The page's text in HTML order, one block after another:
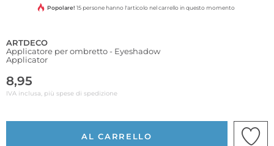
VIBES
Popolare! 15 persone hanno l'articolo nel carrello in questo momento
ARTDECO
Applicatore per ombretto - Eyeshadow
Applicator
8,95
IVA inclusa, più spese di spedizione
AL CARRELLO